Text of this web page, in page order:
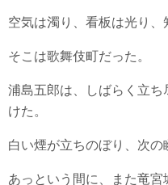
空気は濁り、看板は光り、
そこは歌舞伎町だった。
浦島五郎は、しばらく立
けた。
白い煙が立ちのぼり、次の
あっという間に、また竜宮